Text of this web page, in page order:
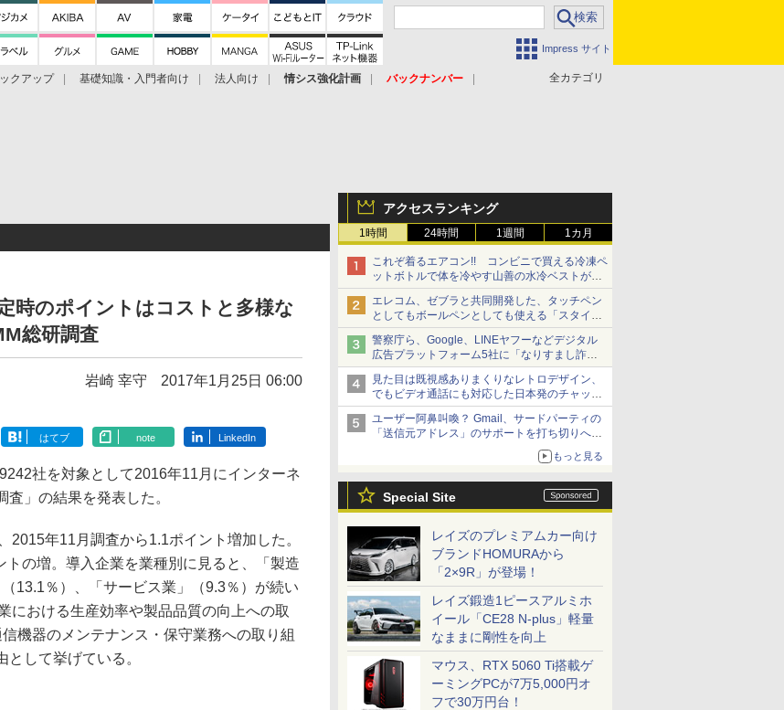
Impress サイト
全カテゴリ
クアップ 基礎知識・入門者向け 法人向け 情シス強化計画
バックナンバー
アクセスランキング
1時間 24時間 1週間 1カ月
これぞ着るエアコン!! コンビニで買える冷凍ペ
ットボトルで体を冷やす山善の水冷ベストがロ
ードバイクにちょうどいい【ぼっち・ざ・ろー
ど！その14】【空いた時間でなにしてる？】
エレコム、ゼブラと共同開発した、タッチペン
としてもボールペンとしても使える「スタイラ
スツーウェイ」発売 iPadにも紙にも、持ち替
えずに書き込める
警察庁ら、Google、LINEヤフーなどデジタル
広告プラットフォーム5社に「なりすまし詐欺
広告」対策強化を要請 著名人の写真や映像を
使った投資詐欺などへの対策として
見た目は既視感ありまくりなレトロデザイン、
でもビデオ通話にも対応した日本発のチャット
アプリが登場【やじうまWatch】
ユーザー阿鼻叫喚？ Gmail、サードパーティの
「送信元アドレス」のサポートを打ち切りへ
もっと見る
Special Site
レイズのプレミアムカー向け
ブランドHOMURAから
「2×9R」が登場！
レイズ鍛造1ピースアルミホ
イール「CE28 N-plus」軽量
なままに剛性を向上
マウス、RTX 5060 Ti搭載ゲ
ーミングPCが7万5,000円オ
フで30万円台！
時のポイントはコストと多様な
総研調査
岩崎 宰守 2017年1月25日 06:00
はてブ note LinkedIn
社を対象として2016年11月にインターネ
」の結果を発表した。
年11月調査から1.1ポイント増加した。
の増。導入企業を業種別に見ると、「製造
13.1％）、「サービス業」（9.3％）が続い
における生産効率や製品品質の向上への取
機器のメンテナンス・保守業務への取り組
して挙げている。